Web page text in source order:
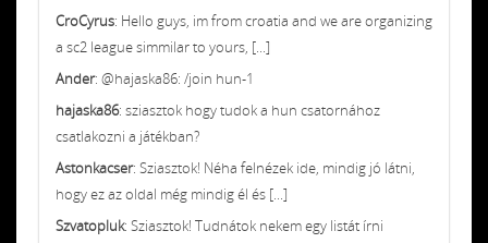
CroCyrus: Hello guys, im from croatia and we are organizing
a sc2 league simmilar to yours, [...]
Ander: @hajaska86: /join hun-1
hajaska86: sziasztok hogy tudok a hun csatornához
csatlakozni a játékban?
Astonkacser: Sziasztok! Néha felnézek ide, mindig jó látni,
hogy ez az oldal még mindig él és [...]
Szvatopluk: Sziasztok! Tudnátok nekem egy listát írni